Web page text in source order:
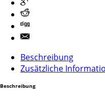
Beschreibung
Zusätzliche
Beschreibung